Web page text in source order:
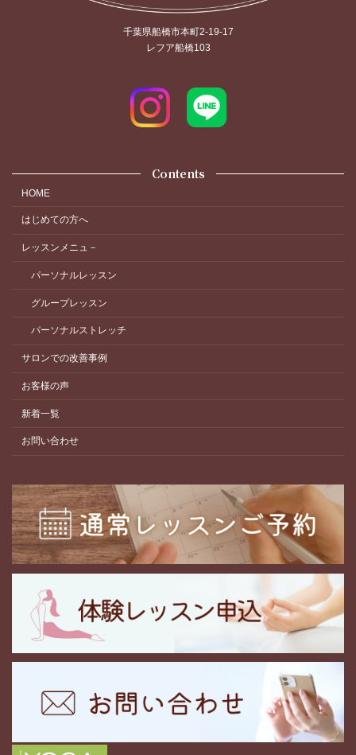
千葉県船橋市本町2-19-17
レフア船橋103
Contents
HOME
はじめての方へ
レッスンメニュ－
パーソナルレッスン
グループレッスン
パーソナルストレッチ
サロンでの改善事例
お客様の声
新着一覧
お問い合わせ